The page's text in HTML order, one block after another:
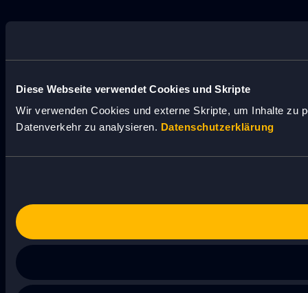
Diese Webseite verwendet Cookies und Skripte
Wir verwenden Cookies und externe Skripte, um Inhalte zu
Datenverkehr zu analysieren. Datenschutzerklärung